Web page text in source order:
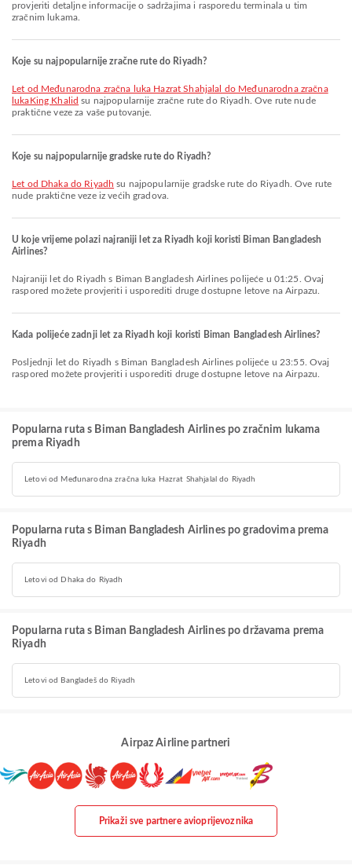
provjeriti detaljne informacije o sadržajima i rasporedu terminala u tim
zračnim lukama.
Koje su najpopularnije zračne rute do Riyadh?
let od Međunarodna zračna luka Hazrat Shahjalal do Međunarodna zračna
lukaKing Khalid su najpopularnije zračne rute do Riyadh. Ove rute nude
praktične veze za vaše putovanje.
Koje su najpopularnije gradske rute do Riyadh?
let od Dhaka do Riyadh su najpopularnije gradske rute do Riyadh. Ove rute
nude praktične veze iz većih gradova.
U koje vrijeme polazi najraniji let za Riyadh koji koristi Biman Bangladesh
Airlines?
Najraniji let do Riyadh s Biman Bangladesh Airlines polijeće u 01:25. Ovaj
raspored možete provjeriti i usporediti druge dostupne letove na Airpazu.
Kada polijeće zadnji let za Riyadh koji koristi Biman Bangladesh Airlines?
Posljednji let do Riyadh s Biman Bangladesh Airlines polijeće u 23:55. Ovaj
raspored možete provjeriti i usporediti druge dostupne letove na Airpazu.
Popularna ruta s Biman Bangladesh Airlines po zračnim lukama
prema Riyadh
Letovi od Međunarodna zračna luka Hazrat Shahjalal do Riyadh
Popularna ruta s Biman Bangladesh Airlines po gradovima prema
Riyadh
Letovi od Dhaka do Riyadh
Popularna ruta s Biman Bangladesh Airlines po državama prema
Riyadh
Letovi od Bangladeš do Riyadh
Airpaz Airline partneri
Prikaži sve partnere avioprijevoznika